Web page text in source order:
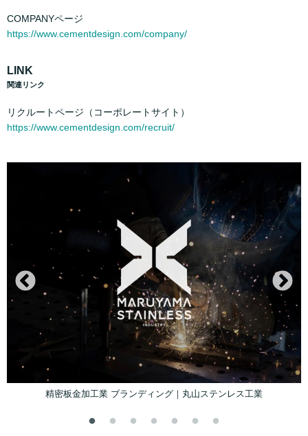
COMPANYページ
https://www.cementdesign.com/company/
LINK
関連リンク
リクルートページ（コーポレートサイト）
https://www.cementdesign.com/recruit/
琉球ガラス アート×工芸｜gajullla